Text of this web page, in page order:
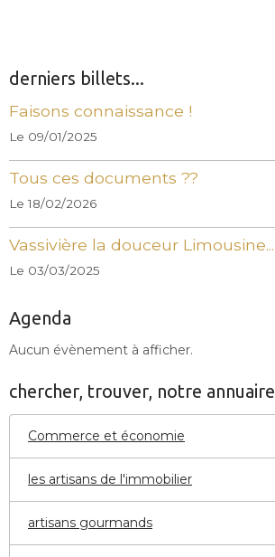
derniers billets...
Faisons connaissance !
Le 09/01/2025
Tous ces documents ??
Le 18/02/2026
Vassivière la douceur Limousine...
Le 03/03/2025
Agenda
Aucun évènement à afficher.
chercher, trouver, notre annuaire
Commerce et économie
les artisans de l'immobilier
artisans gourmands